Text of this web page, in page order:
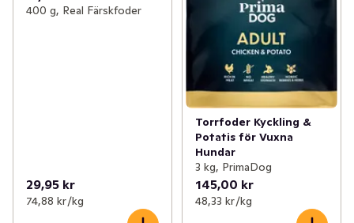
400 g, Real Färskfoder
29,95 kr
74,88 kr /kg
Torrfoder Kyckling &
Potatis för Vuxna
Hundar
3 kg, PrimaDog
145,00 kr
48,33 kr /kg